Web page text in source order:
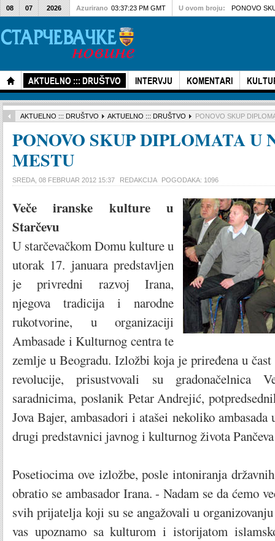
AKTUELNO ::: DRUŠTVO INTERVJU KOMENTARI
08 07 2026 Azurirano 03:37:23 PM GMT U ovom broju: PONOVO
AKTUELNO ::: DRUŠTVO AKTUELNO ::: DRUŠTVO PONOVO SKUP
PONOVO SKUP DIPLOMATA U
MESTU
SREDA, 08 FEBRUAR 2012 15:37 REDAKCIJA POGODAKA: 1096
Veče iranske kulture u
Starčevu
U starčevačkom Domu kulture u
utorak 17. januara predstavljen
je privredni razvoj Irana,
njegova tradicija i narodne
rukotvorine, u organizaciji
Ambasade i Kulturnog centra te
zemlje u Beogradu. Izložbi koja je priređena u
revolucije, prisustvovali su gradonačelnica
saradnicima, poslanik Petar Andrejić,
Jova Bajer, ambasadori i atašei nekoliko ambasada
drugi predstavnici javnog i kulturnog života
Posetiocima ove izložbe, posle intoniranja
obratio se ambasador Irana. - Nadam se da ćemo
svih prijatelja koji su se angažovali u
vas upoznamo sa kulturom i istorijatom